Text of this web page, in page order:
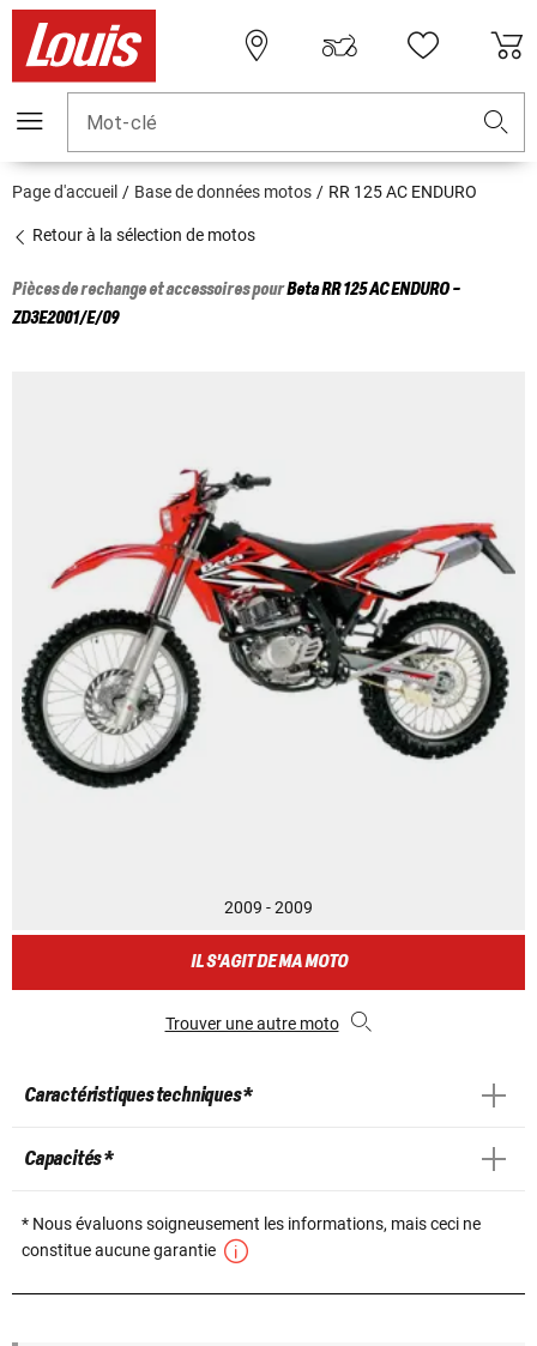
Mot-clé
Page d'accueil Base de données motos RR 125 AC ENDURO
Retour à la sélection de motos
Pièces de rechange et accessoires pourBetaRR 125 AC ENDURO -
ZD3E2001/E/09
2009 - 2009
IL S'AGIT DE MA MOTO
Trouver une autre moto
Caractéristiques techniques *
Capacités *
* Nous évaluons soigneusement les informations, mais ceci ne
constitue aucune garantie